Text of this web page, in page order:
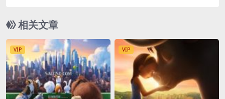
相关文章
VIP VIP